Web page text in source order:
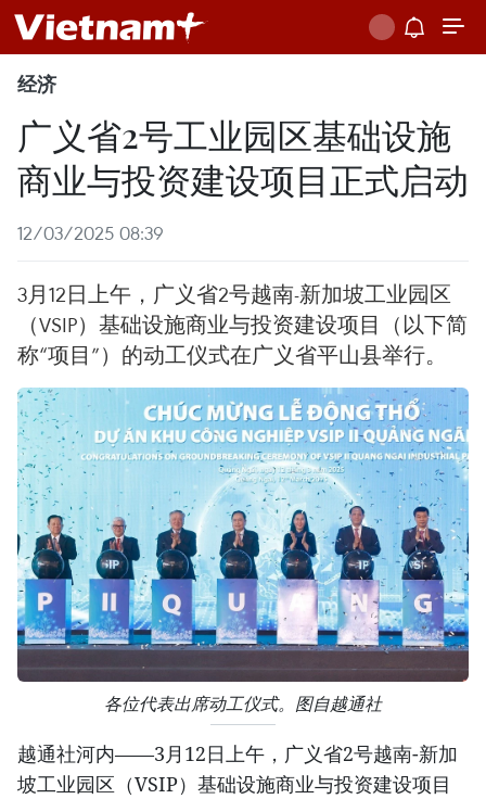
经济
广义省2号工业园区基础设施
商业与投资建设项目正式启动
12/03/2025 08:39
3月12日上午，广义省2号越南-新加坡工业园区
（VSIP）基础设施商业与投资建设项目（以下简
称“项目”）的动工仪式在广义省平山县举行。
各位代表出席动工仪式。图自越通社
越通社河内——3月12日上午，广义省2号越南-新加
坡工业园区（VSIP）基础设施商业与投资建设项目